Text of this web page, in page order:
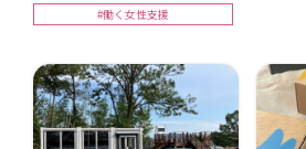
#働く女性支援